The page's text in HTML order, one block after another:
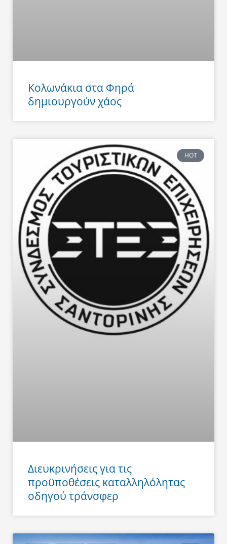
Κολωνάκια στα Φηρά
δημιουργούν χάος
HOT
Διευκρινήσεις για τις
προϋποθέσεις καταλληλόλητας
οδηγού τράνσφερ